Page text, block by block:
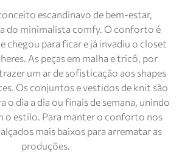
escandinavo de bem-estar,
do minimalista comfy. O conforto é
chegou para ficar e já invadiu o closet
As peças em malha e tricô, por
um ar de sofisticação aos shapes
Os conjuntos e vestidos de knit são
o dia a dia ou finais de semana, unindo
o estilo. Para manter o conforto nos
mais baixos para arrematar as
produções.